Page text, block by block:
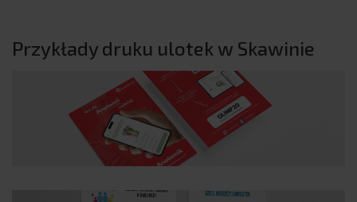
Przykłady druku ulotek w Skawinie